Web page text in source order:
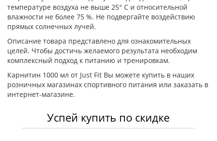
температуре воздуха не выше 25° С и относительной
влажности не более 75 %. Не подвергайте воздействию
прямых солнечных лучей.
Описание товара представлено для ознакомительных
целей. Чтобы достичь желаемого результата необходим
комплексный подход к питанию и тренировкам.
Карнитин 1000 мл от Just Fit Вы можете купить в наших
розничных магазинах спортивного питания или заказать в
интернет-магазине.
Успей купить по скидке